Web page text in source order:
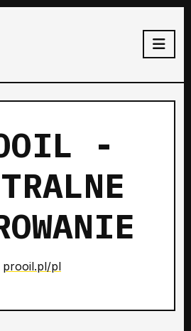
-
prooil.pl/pl